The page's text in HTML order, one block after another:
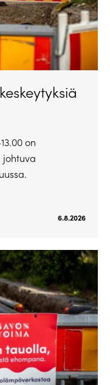
on
johtuva
6.8.2026